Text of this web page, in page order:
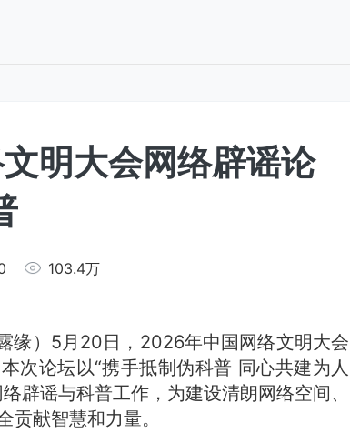
明大会网络辟谣论
103.4万
缘）5月20日，2026年中国网络文明大会
次论坛以“携手抵制伪科普 同心共建为人
辟谣与科普工作，为建设清朗网络空间、
贡献智慧和力量。